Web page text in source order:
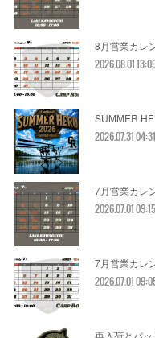
8月営業カレ
2026.08.01
SUMMER
2026.07.31 04:31
7月営業カレ
2026.07.01 09:15
7月営業カレ
2026.07.01